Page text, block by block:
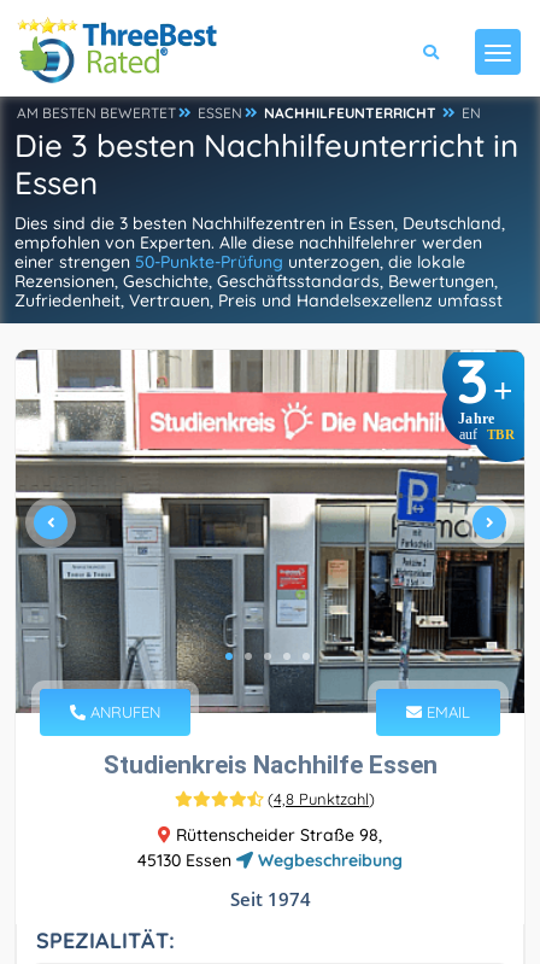
AM BESTEN BEWERTET ESSEN NACHHILFEUNTERRICHT EN
Die 3 besten Nachhilfeunterricht in
Essen
Dies sind die 3 besten Nachhilfezentren in Essen, Deutschland,
empfohlen von Experten. Alle diese nachhilfelehrer werden
einer strengen 50-Punkte-Prüfung unterzogen, die lokale
Rezensionen, Geschichte, Geschäftsstandards, Bewertungen,
Zufriedenheit, Vertrauen, Preis und Handelsexzellenz umfasst
3+
Jahre
auf TBR
ANRUFEN EMAIL
Studienkreis Nachhilfe Essen
(4,8 Punktzahl)
Rüttenscheider Straße 98,
45130 Essen
Wegbeschreibung
Seit 1974
SPEZIALITÄT: